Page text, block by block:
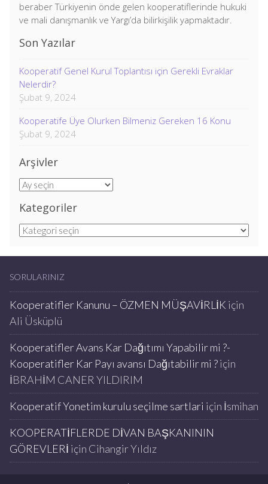
beraber Türkiyenin önde gelen kooperatiflerinde hukuki
ve mali danışmanlık ve Yargı’da bilirkişilik yapmaktadır.
Son Yazılar
Kooperatif Genel Kurul Toplantısı için Gerekli Evraklar
Nelerdir?
Şubat 9, 2024
Kooperatife Üye Olurken Bilmeniz Gereken 16 Konu
Şubat 9, 2024
Arşivler
Arşivler
Kategoriler
Kategoriler
SORULARINIZ
Kooperatifler Kanunu – ÖZMEN MÜŞAVİRLİK için
Ali Üsküplü
Kooperatifler Avans Kar Dağıtımı Yapabilir mi ?-
Kooperatifler Kar Payı avansı Dağıtabilir mi ?için
İBRAHİM CANER YILDIRIM
Kooperatif Yonetim kurulu seçilme sartlari için İsmihan
KOOPERATİFLERDE DİVAN BAŞKANININ
GÖREVLERİ için Cihangir Yıldız